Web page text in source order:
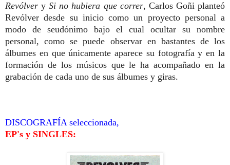
RevólverySi no hubiera que correr, Carlos Goñi planteó
Revólver desde su inicio como un proyecto personal a
modo de seudónimo bajo el cual ocultar su nombre
personal, como se puede observar en bastantes de los
álbumes en que únicamente aparece su fotografía y en la
formación de los músicos que le ha acompañado en la
grabación de cada uno de sus álbumes y giras.
DISCOGRAFÍA seleccionada,
EP's y SINGLES: